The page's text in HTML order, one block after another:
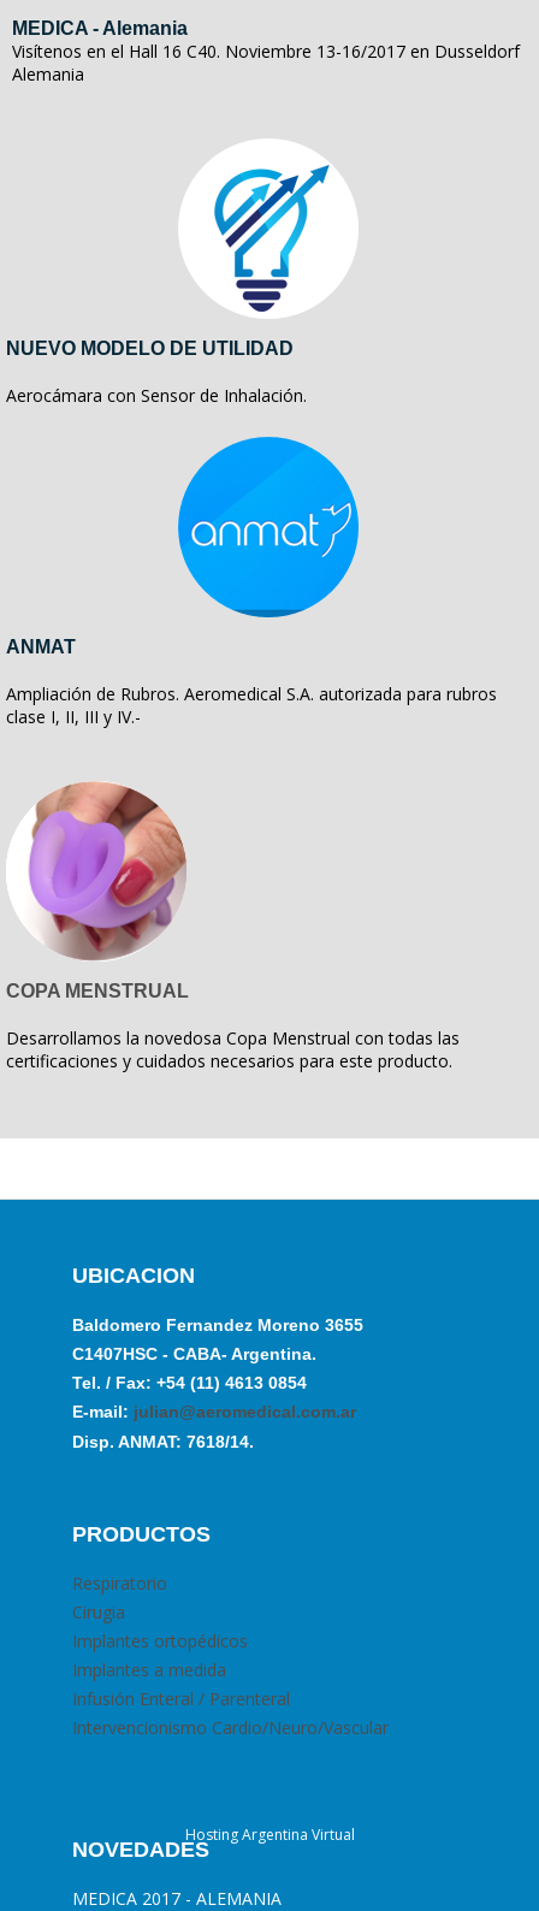
MEDICA - Alemania
Visítenos en el Hall 16 C40. Noviembre 13-16/2017 en Dusseldorf
Alemania
NUEVO MODELO DE UTILIDAD
Aerocámara con Sensor de Inhalación.
ANMAT
Ampliación de Rubros. Aeromedical S.A. autorizada para rubros
clase I, II, III y IV.-
COPA MENSTRUAL
Desarrollamos la novedosa Copa Menstrual con todas las
certificaciones y cuidados necesarios para este producto.
UBICACION
Baldomero Fernandez Moreno 3655
C1407HSC - CABA- Argentina.
Tel. / Fax: +54 (11) 4613 0854
E-mail: julian@aeromedical.com.ar
Disp. ANMAT: 7618/14.
PRODUCTOS
Respiratorio
Cirugia
Implantes ortopédicos
Implantes a medida
Infusión Enteral / Parenteral
Intervencionismo Cardio/Neuro/Vascular
NOVEDADES
MEDICA 2017 - ALEMANIA
Hosting Argentina Virtual